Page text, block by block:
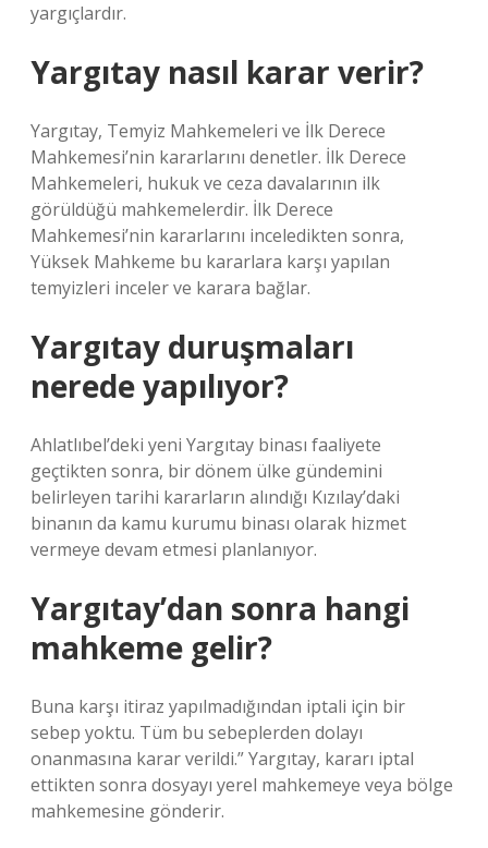
yargıçlardır.
Yargıtay nasıl karar verir?
Yargıtay, Temyiz Mahkemeleri ve İlk Derece
Mahkemesi’nin kararlarını denetler. İlk Derece
Mahkemeleri, hukuk ve ceza davalarının ilk
görüldüğü mahkemelerdir. İlk Derece
Mahkemesi’nin kararlarını inceledikten sonra,
Yüksek Mahkeme bu kararlara karşı yapılan
temyizleri inceler ve karara bağlar.
Yargıtay duruşmaları
nerede yapılıyor?
Ahlatlıbel’deki yeni Yargıtay binası faaliyete
geçtikten sonra, bir dönem ülke gündemini
belirleyen tarihi kararların alındığı Kızılay’daki
binanın da kamu kurumu binası olarak hizmet
vermeye devam etmesi planlanıyor.
Yargıtay’dan sonra hangi
mahkeme gelir?
Buna karşı itiraz yapılmadığından iptali için bir
sebep yoktu. Tüm bu sebeplerden dolayı
onanmasına karar verildi.” Yargıtay, kararı iptal
ettikten sonra dosyayı yerel mahkemeye veya bölge
mahkemesine gönderir.